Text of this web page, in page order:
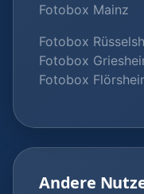
Fotobox Mainz
Fotobox
Fotobox
Fotobox
Andere